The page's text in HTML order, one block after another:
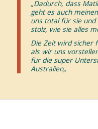
„Dadurch, dass
geht es auch
uns total für sie und
stolz, wie sie alles
Die Zeit wird sicher
als wir uns
für die super
Australien„